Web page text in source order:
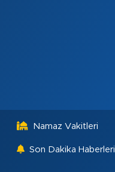
Namaz Vakitleri
Son Dakika Haberleri